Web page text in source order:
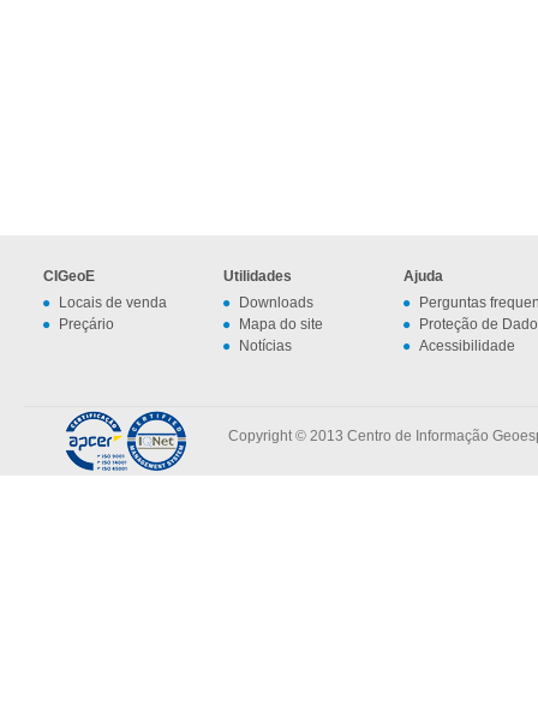
CIGeoE
Locais de venda
Preçário
Utilidades
Downloads
Mapa do site
Notícias
Ajuda
Perguntas
Proteção de
Acessibilidade
Copyright © 2013 Centro de Informação